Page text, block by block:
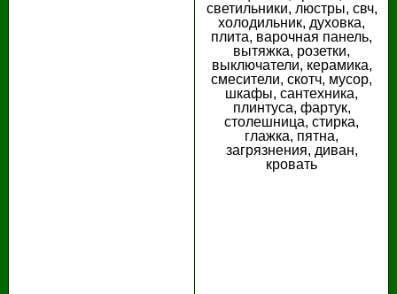
светильники, люстры, свч,
холодильник, духовка,
плита, варочная панель,
вытяжка, розетки,
выключатели, керамика,
смесители, скотч, мусор,
шкафы, сантехника,
плинтуса, фартук,
столешница, стирка,
глажка, пятна,
загрязнения, диван,
кровать